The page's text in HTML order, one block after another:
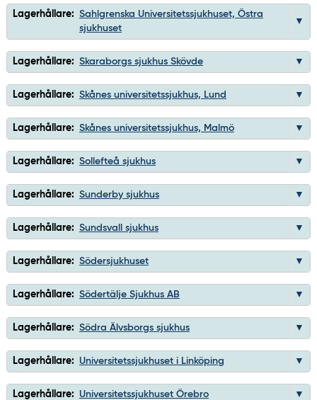
Lagerhållare: Sahlgrenska Universitetssjukhuset, Östra
sjukhuset
Lagerhållare: Skaraborgs sjukhus Skövde
Lagerhållare: Skånes universitetssjukhus, Lund
Lagerhållare: Skånes universitetssjukhus, Malmö
Lagerhållare: Sollefteå sjukhus
Lagerhållare: Sunderby sjukhus
Lagerhållare: Sundsvall sjukhus
Lagerhållare: Södersjukhuset
Lagerhållare: Södertälje Sjukhus AB
Lagerhållare: Södra Älvsborgs sjukhus
Lagerhållare: Universitetssjukhuset i Linköping
Lagerhållare: Universitetssjukhuset Örebro